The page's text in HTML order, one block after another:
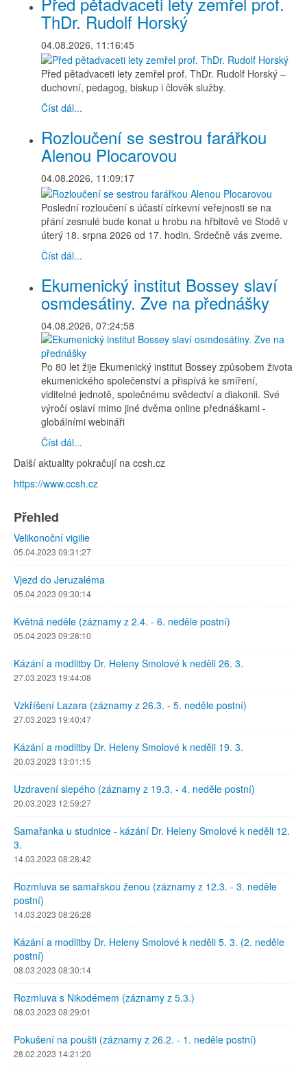
ThDr. Rudolf Horský
04.08.2026, 11:16:45
Před pětadvaceti lety zemřel prof. ThDr. Rudolf Horský –
duchovní, pedagog, biskup i člověk služby.
Číst dál...
Rozloučení se sestrou farářkou
Alenou Plocarovou
04.08.2026, 11:09:17
Poslední rozloučení s účastí církevní veřejnosti se na
přání zesnulé bude konat u hrobu na hřbitově ve Stodě v
úterý 18. srpna 2026 od 17. hodin. Srdečně vás zveme.
Číst dál...
Ekumenický institut Bossey slaví
osmdesátiny. Zve na přednášky
04.08.2026, 07:24:58
Po 80 let žije Ekumenický institut Bossey způsobem života
ekumenického společenství a přispívá ke smíření,
viditelné jednotě, společnému svědectví a diakonii. Své
výročí oslaví mimo jiné dvěma online přednáškami -
globálními webináři
Číst dál...
Další aktuality pokračují na ccsh.cz
https://www.ccsh.cz
Přehled
Velikonoční vigilie
05.04.2023 09:31:27
Vjezd do Jeruzaléma
05.04.2023 09:30:14
Květná neděle (záznamy z 2.4. - 6. neděle postní)
05.04.2023 09:28:10
Kázání a modlitby Dr. Heleny Smolové k neděli 26. 3.
27.03.2023 19:44:08
Vzkříšení Lazara (záznamy z 26.3. - 5. neděle postní)
27.03.2023 19:40:47
Kázání a modlitby Dr. Heleny Smolové k neděli 19. 3.
20.03.2023 13:01:15
Uzdravení slepého (záznamy z 19.3. - 4. neděle postní)
20.03.2023 12:59:27
Samařanka u studnice - kázání Dr. Heleny Smolové k neděli 12.
3.
14.03.2023 08:28:42
Rozmluva se samařskou ženou (záznamy z 12.3. - 3. neděle
postní)
14.03.2023 08:26:28
Kázání a modlitby Dr. Heleny Smolové k neděli 5. 3. (2. neděle
postní)
08.03.2023 08:30:14
Rozmluva s Nikodémem (záznamy z 5.3.)
08.03.2023 08:29:01
Pokušení na poušti (záznamy z 26.2. - 1. neděle postní)
28.02.2023 14:21:20